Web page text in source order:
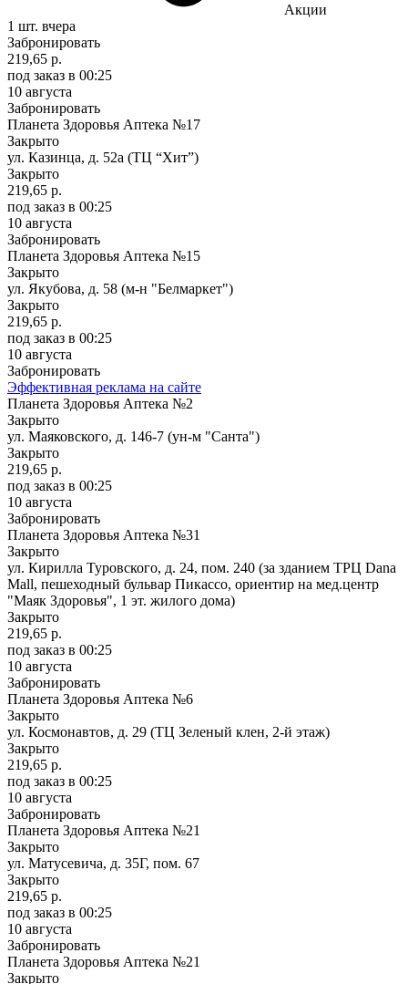
Акции
1 шт. вчера
Забронировать
219,65 р.
под заказ в 00:25
10 августа
Забронировать
Планета Здоровья Аптека №17
Закрыто
ул. Казинца, д. 52а (ТЦ “Хит”)
Закрыто
219,65 р.
под заказ в 00:25
10 августа
Забронировать
Планета Здоровья Аптека №15
Закрыто
ул. Якубова, д. 58 (м-н "Белмаркет")
Закрыто
219,65 р.
под заказ в 00:25
10 августа
Забронировать
Эффективная реклама на сайте
Планета Здоровья Аптека №2
Закрыто
ул. Маяковского, д. 146-7 (ун-м "Санта")
Закрыто
219,65 р.
под заказ в 00:25
10 августа
Забронировать
Планета Здоровья Аптека №31
Закрыто
ул. Кирилла Туровского, д. 24, пом. 240 (за зданием ТРЦ Dana
Mall, пешеходный бульвар Пикассо, ориентир на мед.центр
"Маяк Здоровья", 1 эт. жилого дома)
Закрыто
219,65 р.
под заказ в 00:25
10 августа
Забронировать
Планета Здоровья Аптека №6
Закрыто
ул. Космонавтов, д. 29 (ТЦ Зеленый клен, 2-й этаж)
Закрыто
219,65 р.
под заказ в 00:25
10 августа
Забронировать
Планета Здоровья Аптека №21
Закрыто
ул. Матусевича, д. 35Г, пом. 67
Закрыто
219,65 р.
под заказ в 00:25
10 августа
Забронировать
Планета Здоровья Аптека №21
Закрыто